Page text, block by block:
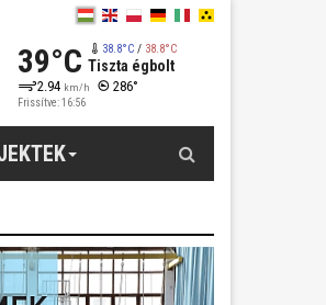
39°C 38.8°C/ 38.8°C
Tiszta égbolt
2.94 km/h 286°
Frissítve: 16:56